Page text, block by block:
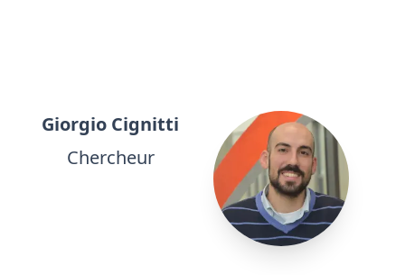
Giorgio Cignitti
Chercheur